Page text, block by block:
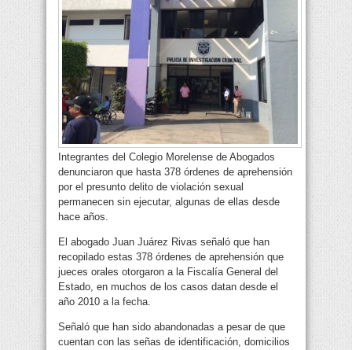
Integrantes del Colegio Morelense de Abogados
denunciaron que hasta 378 órdenes de aprehensión
por el presunto delito de violación sexual
permanecen sin ejecutar, algunas de ellas desde
hace años.
El abogado Juan Juárez Rivas señaló que han
recopilado estas 378 órdenes de aprehensión que
jueces orales otorgaron a la Fiscalía General del
Estado, en muchos de los casos datan desde el
año 2010 a la fecha.
Señaló que han sido abandonadas a pesar de que
cuentan con las señas de identificación, domicilios